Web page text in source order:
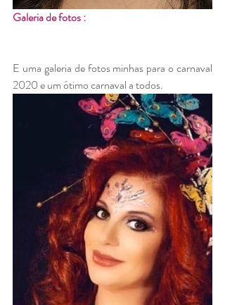
Galeria de fotos :
E uma galeria de fotos minhas para o carnaval
2020 e um ótimo carnaval a todos.